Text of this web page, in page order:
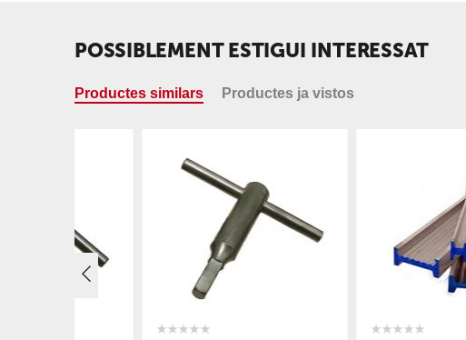
POSSIBLEMENT ESTIGUI INTERESSAT
Productes similars Productes ja vistos